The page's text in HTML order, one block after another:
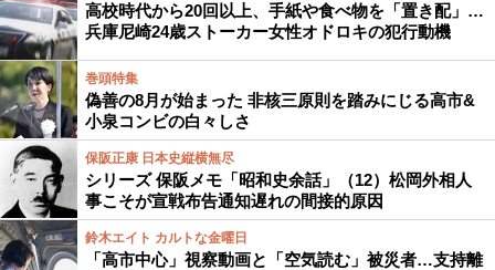
高校時代から20回以上、手紙や食べ物を「置き配」…
兵庫尼崎24歳ストーカー女性オドロキの犯行動機
巻頭特集
偽善の8月が始まった 非核三原則を踏みにじる高市&
小泉コンビの白々しさ
保阪正康 日本史縦横無尽
シリーズ 保阪メモ「昭和史余話」（12）松岡外相人
事こそが宣戦布告通知遅れの間接的原因
鈴木エイト カルトな金曜日
「高市中心」視察動画と「空気読む」被災者…支持離